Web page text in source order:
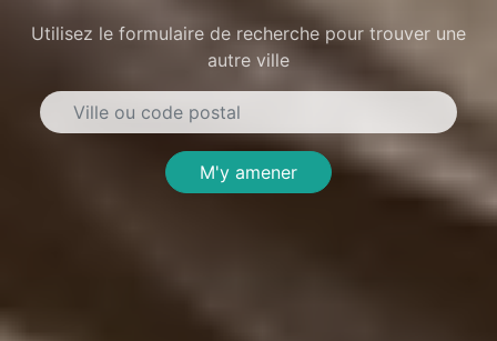
Utilisez le formulaire de recherche pour trouver une
autre ville
M'y amener